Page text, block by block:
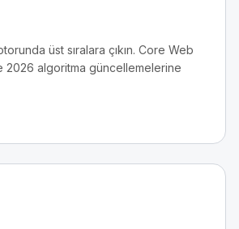
üst sıralara çıkın. Core Web
2026 algoritma güncellemelerine